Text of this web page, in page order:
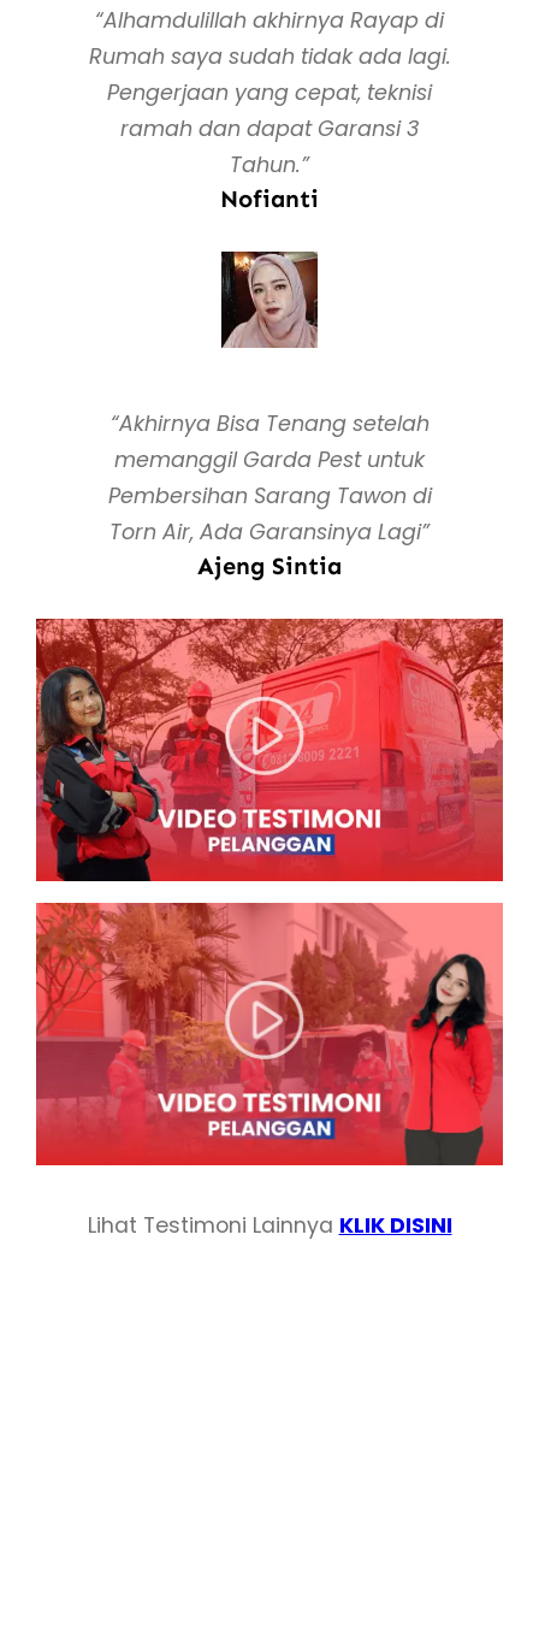
“Alhamdulillah akhirnya Rayap di
Rumah saya sudah tidak ada lagi.
Pengerjaan yang cepat, teknisi
ramah dan dapat Garansi 3
Tahun.”
Nofianti
“Akhirnya Bisa Tenang setelah
memanggil Garda Pest untuk
Pembersihan Sarang Tawon di
Torn Air, Ada Garansinya Lagi”
Ajeng Sintia
Lihat Testimoni Lainnya KLIK DISINI